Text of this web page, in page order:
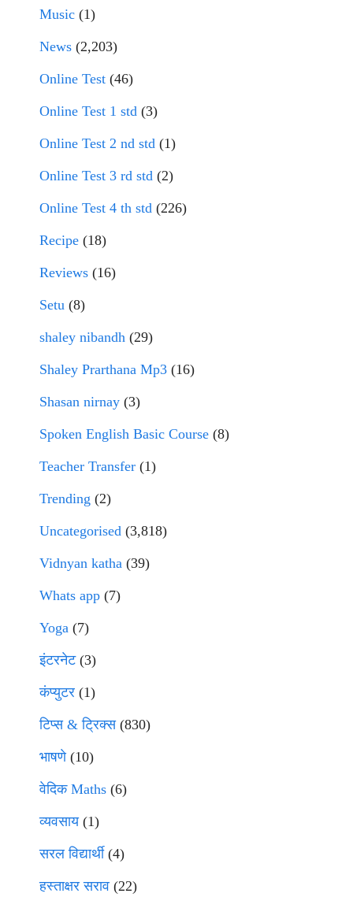
Music (1)
News (2,203)
Online Test (46)
Online Test 1 std (3)
Online Test 2 nd std (1)
Online Test 3 rd std (2)
Online Test 4 th std (226)
Recipe (18)
Reviews (16)
Setu (8)
shaley nibandh (29)
Shaley Prarthana Mp3 (16)
Shasan nirnay (3)
Spoken English Basic Course (8)
Teacher Transfer (1)
Trending (2)
Uncategorised (3,818)
Vidnyan katha (39)
Whats app (7)
Yoga (7)
इंटरनेट(3)
कंप्युटर (1)
टिप्स & ट्रिक्स(830)
भाषणे(10)
वेदिक Maths (6)
व्यवसाय(1)
सरल विद्यार्थी(4)
हस्ताक्षर सराव (22)